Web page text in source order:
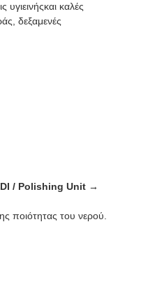
καλές
δεξαμενές
/ Polishing Unit →
ποιότητας του νερού.